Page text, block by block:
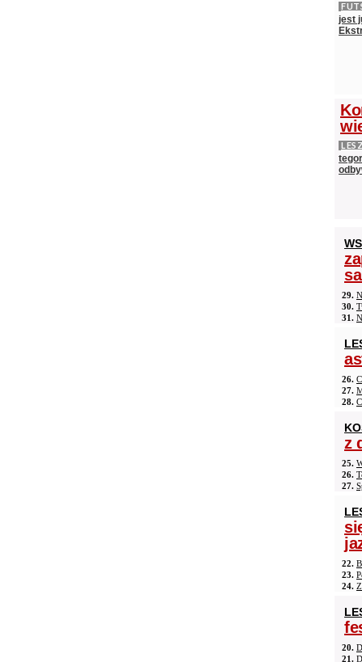
jest
29.
30.
31.
26.
27.
28.
z
25.
26.
27.
22.
23.
24.
20.
21.